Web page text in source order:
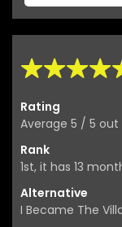
Rating
Average 5 / 5 out
Rank
1st, it has 13
Alternative
I Became The